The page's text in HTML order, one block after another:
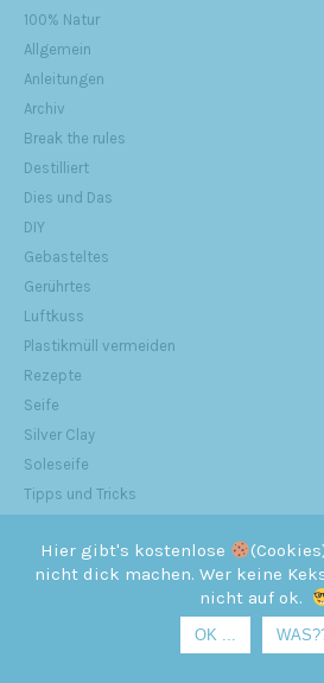
100% Natur
Allgemein
Anleitungen
Archiv
Break the rules
Destilliert
Dies und Das
DIY
Gebasteltes
Gerührtes
Luftkuss
Plastikmüll vermeiden
Rezepte
Seife
Silver Clay
Soleseife
Tipps und Tricks
Urlaub
Weihnachtsseife
Hier gibt's kostenlose
nicht dick machen. Wer keine
nicht auf ok.
OK ...